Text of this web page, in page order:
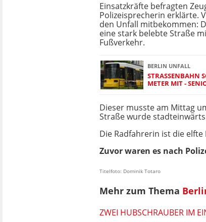
Einsatzkräfte befragten
Polizeisprecherin erklärte.
den Unfall mitbekommen:
eine stark belebte Straße
Fußverkehr.
BERLIN UNFALL
STRASSENBAHN
ETER MIT -
Dieser musste am Mittag
Straße wurde
Die Radfahrerin ist die
Zuvor waren es nach
Titelfoto: Dominik Totaro
Mehr zum Thema
ZWEI HUBSCHRAUBER IM